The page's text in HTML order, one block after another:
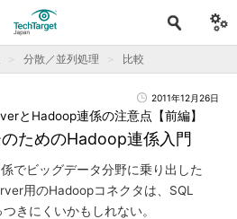
分散／並列処理 比較
2011年12月26日
ためのHadoop連係入門
とHadoop連係の注意点【前編】
でビッグデータ分野に乗り出した
用のHadoopコネクタは、SQL
きにくいかもしれない。